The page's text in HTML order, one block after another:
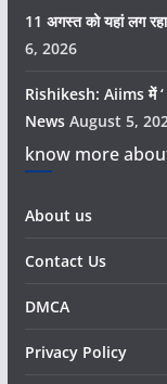
11 अगस्त को यहां लग
6, 2026
Rishikesh: Aiims में ‘
News August 5,
know more
About us
Contact Us
DMCA
Privacy Policy